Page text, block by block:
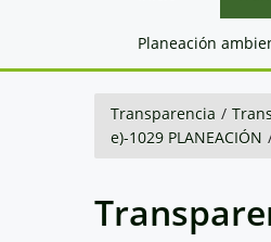
Planeación
Transparencia /
e)-1029 PLANEACIÓN